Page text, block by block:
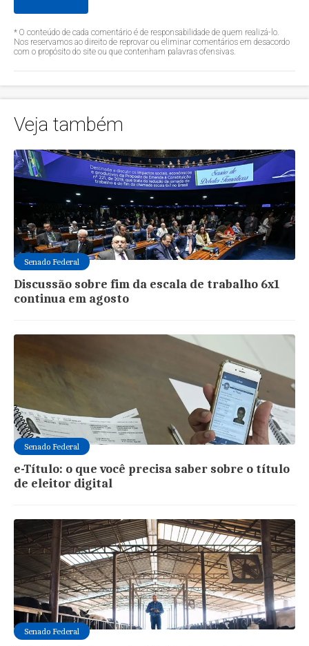
* O conteúdo de cada comentário é de responsabilidade de quem realizá-lo.
Nos reservamos ao direito de reprovar ou eliminar comentários em desacordo
com o propósito do site ou que contenham palavras ofensivas.
Veja também
Senado Federal
Discussão sobre fim da escala de trabalho 6x1
continua em agosto
Senado Federal
e-Título: o que você precisa saber sobre o título
de eleitor digital
Senado Federal